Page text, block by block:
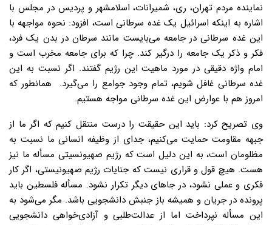
نماینده مردم تهران، ری، شمیرانات، اسلامشهر و پردیس در مجلس با
اشاره به اینکه اسرائیل یک غده سرطانی است، افزود: نحوه مواجهه با
این غده سرطانی در جامعه می‌بایست مانند سرطان در بدن یک فرد،
فکر و ذکر یک جامعه را درگیر کند. چرا که برای جامعه مخرب است و
امام واژه دقیقی در مورد ماهیت این رژیم گفتند. اگر نسبت به این
غده سرطانی غافل شویم، تمام وجود جوامع را می‌گیرد. همانطور که
امروز هم با عوارض این غده سرطانی مواجه هستیم.
وی تصریح کرد: باید این حقیقت را درست منتقل کنیم که اگر ما از
جبهه مقاومت حمایت می‌کنیم، جدای از وظیفه انسانی ما نسبت به
مظلومان است، به این دلیل است که رژیم صهیونسیتی مسأله ما نیز
هست. هیچ قول و قراری نیست که جنایات رژیم صهیونیستی، اگر کار
فکری و عملی نشود، در جاهای دیگر تکرار نشود. مسأله فلسطین باید
پرونده در جریان و همیشه باز جنبش دانشجویی باشد. مگر می‌شود به
این مسأله نپرداخت اما از عدالت‌طلبی و آزادی‌خواهی دانشجویی